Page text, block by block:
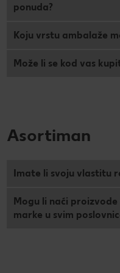
ponuda?
Koju vrstu ambalaže
Može li se kod vas
Asortiman
Imate li svoju vlastitu
Mogu li naći
marke u svim